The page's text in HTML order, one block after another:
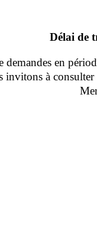
Délai de
en
invitons à